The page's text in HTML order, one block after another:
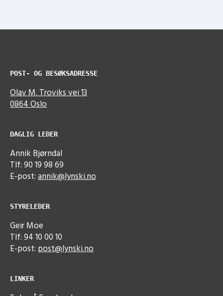
POST- OG BESØKSADRESSE
Olav M. Troviks vei 13
0864 Oslo
DAGLIG LEDER
Annik Bjørndal
Tlf: 90 19 98 69
E-post:annik@lynski.no
STYRELEDER
Geir Moe
Tlf: 94 10 00 10
E-post: post@lynski.no
LINKER